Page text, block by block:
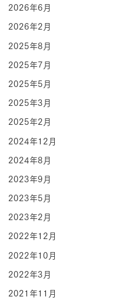
2026年6月
2026年2月
2025年8月
2025年7月
2025年5月
2025年3月
2025年2月
2024年12月
2024年8月
2023年9月
2023年5月
2023年2月
2022年12月
2022年10月
2022年3月
2021年11月